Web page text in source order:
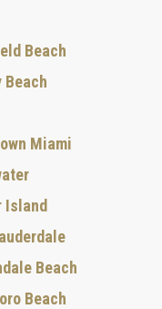
Beach
Beach
Miami
Island
Beach
Beach